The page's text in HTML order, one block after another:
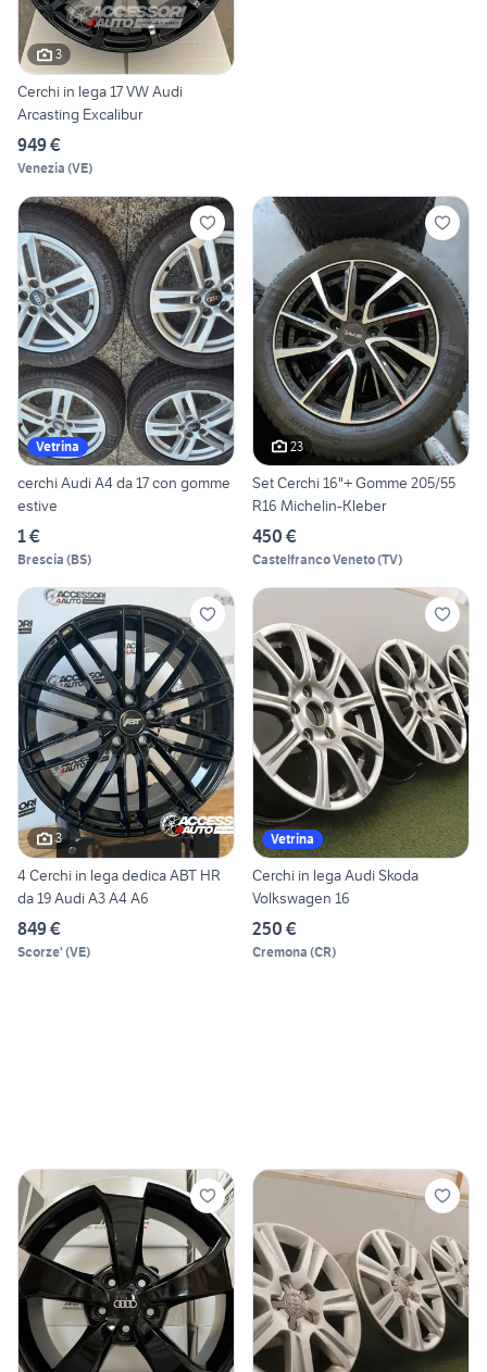
3
Cerchi in lega 17 VW Audi
Arcasting Excalibur
949 €
Venezia (VE)
Vetrina
cerchi Audi A4 da 17 con gomme
estive
1 €
Brescia (BS)
23
Set Cerchi 16"+ Gomme 205/55
R16 Michelin-Kleber
450 €
Castelfranco Veneto(TV)
3
4 Cerchi in lega dedica ABT HR
da 19 Audi A3 A4 A6
849 €
Scorze' (VE)
Vetrina
Cerchi in lega Audi Skoda
Volkswagen 16
250 €
Cremona (CR)